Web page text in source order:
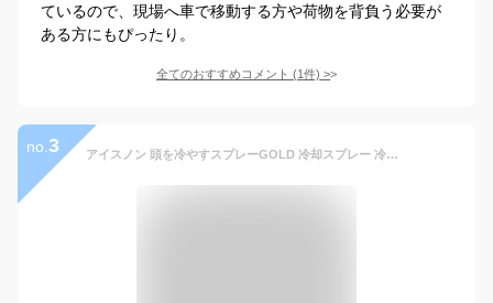
ているので、現場へ車で移動する方や荷物を背負う必要が
ある方にもぴったり。
全てのおすすめコメント (1件) >
no. 3 アイスノン 頭を冷やすスプレーGOLD 冷却スプレー 冷感 ひんやり 冷たい 頭皮 クールダウン 暑さ対策 (× 2)